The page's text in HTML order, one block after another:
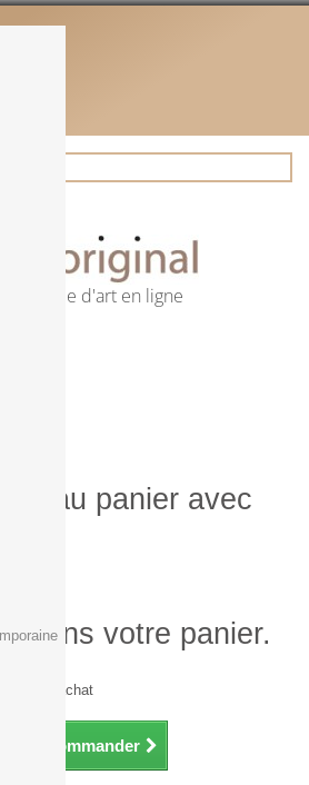
librairie d'art en ligne
au panier avec
dans votre panier.
29€ d'achat
Commander